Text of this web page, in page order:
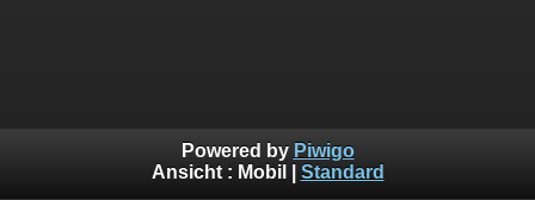
Powered by Piwigo
Ansicht : Mobil Standard